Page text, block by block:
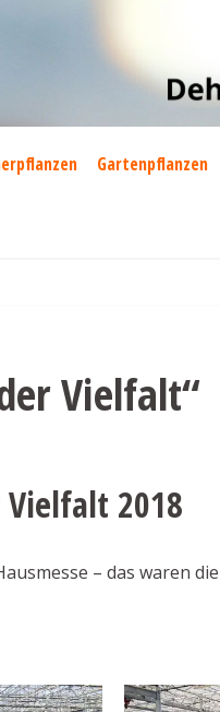
Gartenpflanzen
Vielfalt“
2018
– das waren